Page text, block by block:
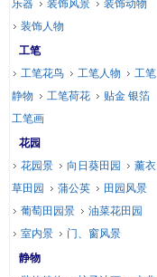
乐器 装饰风景
装饰动物
装饰人物
工笔
工笔花鸟
工笔人物
工笔
静物
工笔荷花
贴金 银箔
工笔画
花园
花园景
向日葵田园
薰衣
草田园
蒲公英
田园风景
葡萄田园景
油菜花田园
室内景
门、窗风景
静物